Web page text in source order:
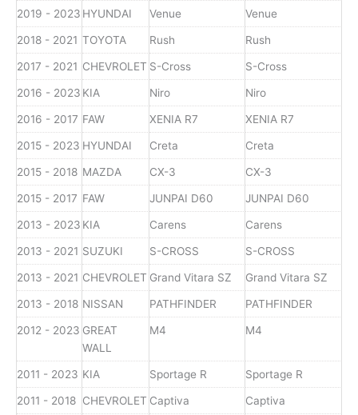
2019 - 2023 HYUNDAI Venue Venue
2018 - 2021 TOYOTA Rush Rush
2017 - 2021 CHEVROLET S-Cross S-Cross
2016 - 2023 KIA Niro Niro
2016 - 2017 FAW XENIA R7 XENIA R7
2015 - 2023 HYUNDAI Creta Creta
2015 - 2018 MAZDA CX-3 CX-3
2015 - 2017 FAW JUNPAI D60 JUNPAI D60
2013 - 2023 KIA Carens Carens
2013 - 2021 SUZUKI S-CROSS S-CROSS
2013 - 2021 CHEVROLET Grand Vitara SZ Grand Vitara SZ
2013 - 2018 NISSAN PATHFINDER PATHFINDER
2012 - 2023 GREAT
WALL
M4 M4
2011 - 2023 KIA Sportage R Sportage R
2011 - 2018 CHEVROLET Captiva Captiva